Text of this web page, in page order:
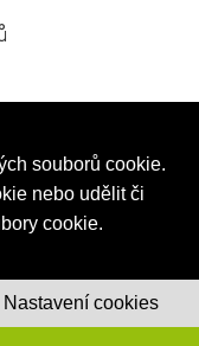
souborů cookie.
nebo udělit či
cookie.
Nastavení cookies